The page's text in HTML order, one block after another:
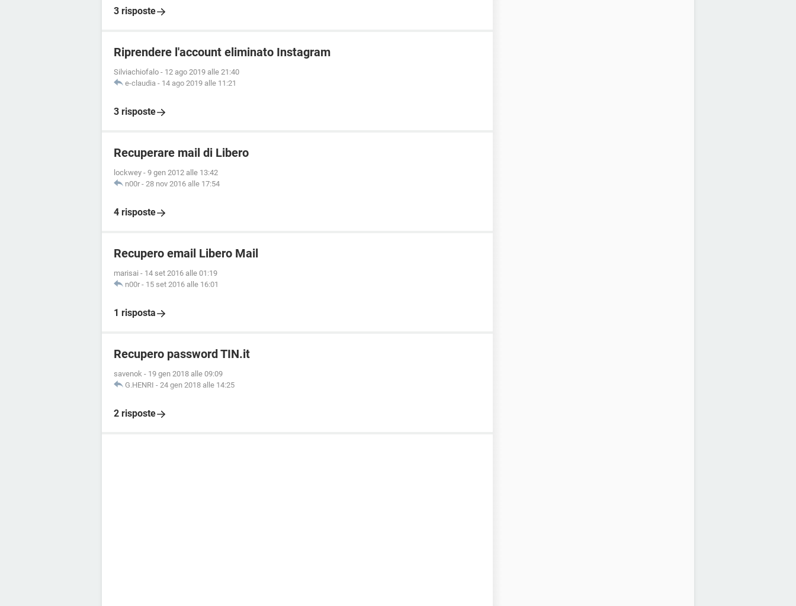
3 risposte
Riprendere l'account eliminato Instagram
Silviachiofalo - 12 ago 2019 alle 21:40
e-claudia - 14 ago 2019 alle 11:21
3 risposte
Recuperare mail di Libero
lockwey - 9 gen 2012 alle 13:42
n00r - 28 nov 2016 alle 17:54
4 risposte
Recupero email Libero Mail
marisai - 14 set 2016 alle 01:19
n00r - 15 set 2016 alle 16:01
1 risposta
Recupero password TIN.it
savenok - 19 gen 2018 alle 09:09
G.HENRI - 24 gen 2018 alle 14:25
2 risposte